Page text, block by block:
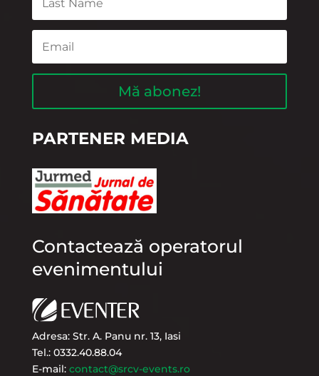
Mă abonez!
PARTENER MEDIA
Contactează operatorul
evenimentului
Adresa: Str. A. Panu nr. 13, Iasi
Tel.: 0332.40.88.04
E-mail: contact@srcv-events.ro